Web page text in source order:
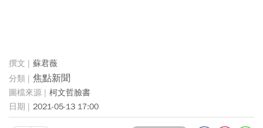
蘇君薇
焦點新聞
柯文哲臉書
2021-05-13 17:00